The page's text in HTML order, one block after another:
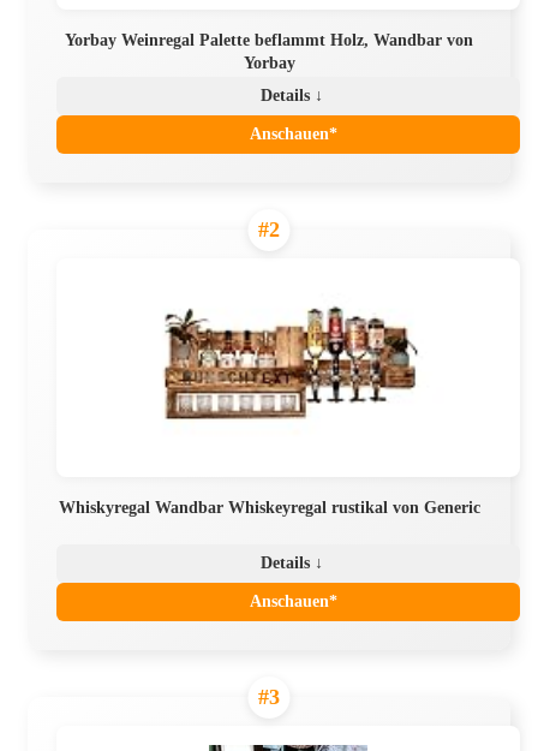
Yorbay Weinregal Palette beflammt Holz, Wandbar von
Yorbay
Details ↓
Anschauen*
#2
Whiskyregal Wandbar Whiskeyregal rustikal von Generic
Details ↓
Anschauen*
#3